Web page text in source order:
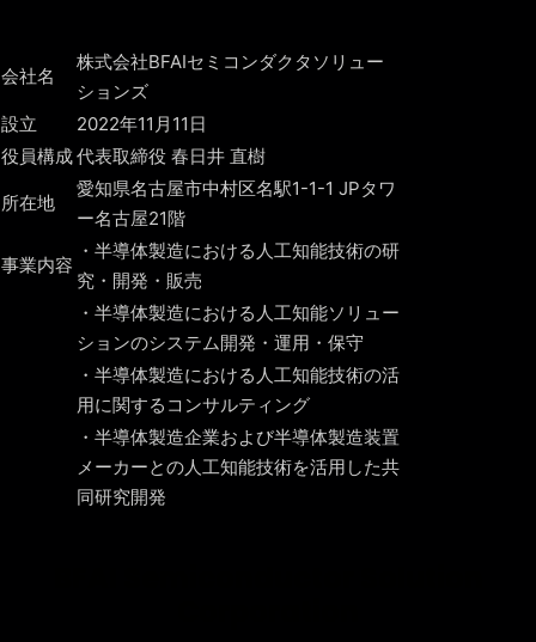
会社名
株式会社BFAIセミコンダクタソリュー
ションズ
設立
2022年11月11日
役員構成代表取締役 春日井 直樹
所在地
愛知県名古屋市中村区名駅1-1-1 JPタワ
ー名古屋21階
事業内容
・半導体製造における人工知能技術の研
究・開発・販売
・半導体製造における人工知能ソリュー
ションのシステム開発・運用・保守
・半導体製造における人工知能技術の活
用に関するコンサルティング
・半導体製造企業および半導体製造装置
メーカーとの人工知能技術を活用した共
同研究開発